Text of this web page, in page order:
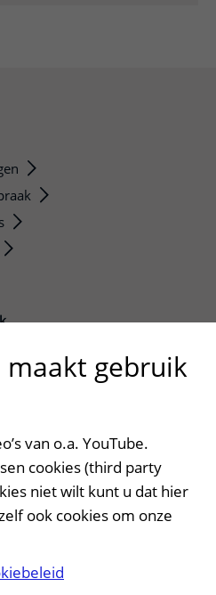
maakt gebruik
van o.a. YouTube.
cookies (third party
niet wilt kunt u dat hier
ook cookies om onze